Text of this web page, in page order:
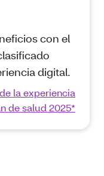
con el
digital.
la experiencia
de salud 2025*